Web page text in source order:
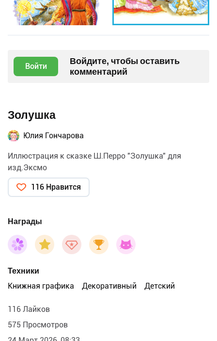
Войти
Войдите, чтобы оставить
комментарий
Золушка
Юлия Гончарова
Иллюстрация к сказке Ш.Перро "Золушка" для
изд.Эксмо
116 Нравится
Награды
Техники
Книжная графика
Декоративный Детский
116 Лайков
575 Просмотров